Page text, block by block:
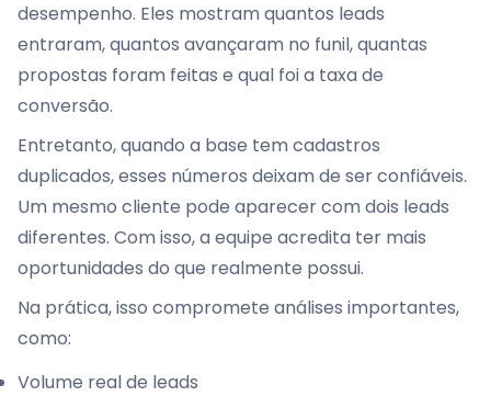
desempenho. Eles mostram quantos leads
entraram, quantos avançaram no funil, quantas
propostas foram feitas e qual foi a taxa de
conversão.
Entretanto, quando a base tem cadastros
duplicados, esses números deixam de ser confiáveis.
Um mesmo cliente pode aparecer com dois leads
diferentes. Com isso, a equipe acredita ter mais
oportunidades do que realmente possui.
Na prática, isso compromete análises importantes,
como:
Volume real de leads